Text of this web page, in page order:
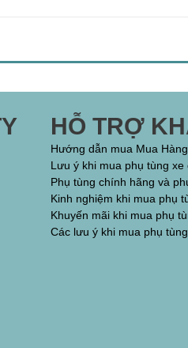
HỖ TRỢ
Hướng dẫn mua Mua Hàng
Lưu ý khi mua phụ tùng
Phụ tùng chính hãng và
Kinh nghiệm khi mua phụ
Khuyến mãi khi mua phụ
Các lưu ý khi mua phụ